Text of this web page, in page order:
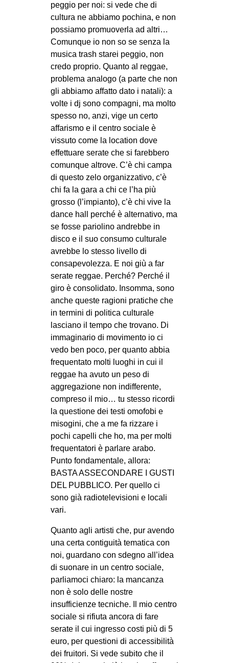
peggio per noi: si vede che di
cultura ne abbiamo pochina, e non
possiamo promuoverla ad altri…
Comunque io non so se senza la
musica trash starei peggio, non
credo proprio. Quanto al reggae,
problema analogo (a parte che non
gli abbiamo affatto dato i natali): a
volte i dj sono compagni, ma molto
spesso no, anzi, vige un certo
affarismo e il centro sociale è
vissuto come la location dove
effettuare serate che si farebbero
comunque altrove. C’è chi campa
di questo zelo organizzativo, c’è
chi fa la gara a chi ce l’ha più
grosso (l’impianto), c’è chi vive la
dance hall perché è alternativo, ma
se fosse pariolino andrebbe in
disco e il suo consumo culturale
avrebbe lo stesso livello di
consapevolezza. E noi giù a far
serate reggae. Perché? Perché il
giro è consolidato. Insomma, sono
anche queste ragioni pratiche che
in termini di politica culturale
lasciano il tempo che trovano. Di
immaginario di movimento io ci
vedo ben poco, per quanto abbia
frequentato molti luoghi in cui il
reggae ha avuto un peso di
aggregazione non indifferente,
compreso il mio… tu stesso ricordi
la questione dei testi omofobi e
misogini, che a me fa rizzare i
pochi capelli che ho, ma per molti
frequentatori è parlare arabo.
Punto fondamentale, allora:
BASTA ASSECONDARE I GUSTI
DEL PUBBLICO. Per quello ci
sono già radiotelevisioni e locali
vari.
Quanto agli artisti che, pur avendo
una certa contiguità tematica con
noi, guardano con sdegno all’idea
di suonare in un centro sociale,
parliamoci chiaro: la mancanza
non è solo delle nostre
insufficienze tecniche. Il mio centro
sociale si rifiuta ancora di fare
serate il cui ingresso costi più di 5
euro, per questioni di accessibilità
dei fruitori. Si vede subito che il